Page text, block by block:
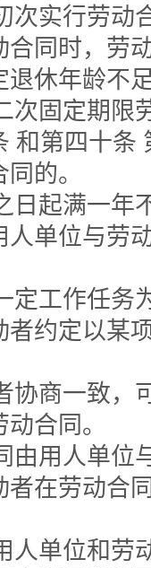
次实行劳动
合同时，劳
退休年龄不
次固定期限
和第四十条
的。
日起满一年
人单位与劳
定工作任务
者约定以某
协商一致，
合同。
由用人单位
者在劳动合
人单位和劳